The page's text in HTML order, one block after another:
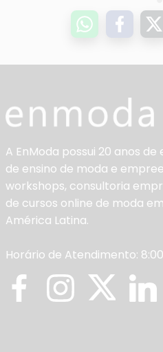
A EnModa possui 20 anos
de ensino de moda e
workshops, consultoria
de cursos online de moda
América Latina.
Horário de Atendimento: